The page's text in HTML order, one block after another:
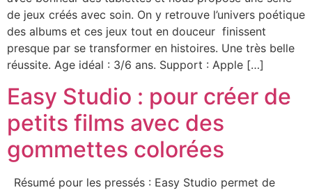
de jeux créés avec soin. On y retrouve l’univers poétique
des albums et ces jeux tout en douceur finissent
presque par se transformer en histoires. Une très belle
réussite. Age idéal : 3/6 ans. Support : Apple […]
Easy Studio : pour créer de
petits films avec des
gommettes colorées
Résumé pour les pressés : Easy Studio permet de